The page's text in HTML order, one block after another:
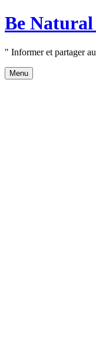
Aller
au
Be Natural
" Informer et partager
Menu